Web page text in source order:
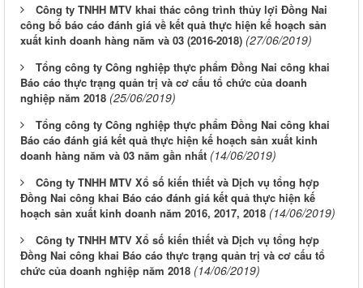
Công ty TNHH MTV khai thác công trình thủy lợi Đồng Nai
công bố báo cáo đánh giá về kết quả thực hiện kế hoạch sản
xuất kinh doanh hàng năm và 03 (2016-2018) (27/06/2019)
Tổng công ty Công nghiệp thực phẩm Đồng Nai công khai
Báo cáo thực trạng quản trị và cơ cấu tổ chức của doanh
nghiệp năm 2018 (25/06/2019)
Tổng công ty Công nghiệp thực phẩm Đồng Nai công khai
Báo cáo đánh giá kết quả thực hiện kế hoạch sản xuất kinh
doanh hàng năm và 03 năm gần nhất (14/06/2019)
Công ty TNHH MTV Xổ số kiến thiết và Dịch vụ tổng hợp
Đồng Nai công khai Báo cáo đánh giá kết quả thực hiện kế
hoạch sản xuất kinh doanh năm 2016, 2017, 2018 (14/06/2019)
Công ty TNHH MTV Xổ số kiến thiết và Dịch vụ tổng hợp
Đồng Nai công khai Báo cáo thực trạng quản trị và cơ cấu tổ
chức của doanh nghiệp năm 2018 (14/06/2019)